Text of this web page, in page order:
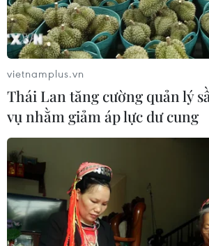
Pháp: Nguy cơ cực đoan hóa
thanh thiếu niên nhập cư
15/10/2020 05:32
Khi nhìn thấy giấc mơ hội nhập vụt tắt
được hưởng sự chăm sóc của Quỹ hỗ
vietnamplus.vn
Thái Lan tăng cường quản lý
vụ nhằm giảm áp lực dư cung